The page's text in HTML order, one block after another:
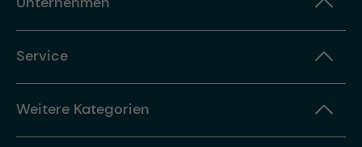
Service
Weitere Kategorien